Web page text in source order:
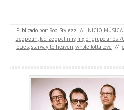
Publicado por: Rod Stylezz // INICIO, MÚSICA
zeppelin, led zeppelin iv, mejor grupo años 70
blues, starway to heaven,whole lotta love //